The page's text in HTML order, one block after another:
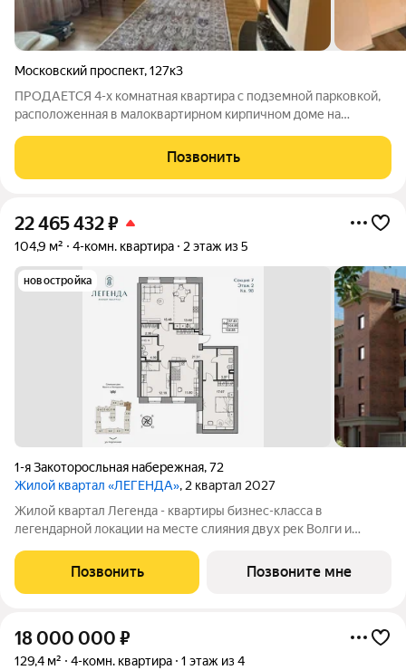
Московский проспект,127к3
ПРОДАЕТСЯ 4-х комнатная квартира с подземной парковкой,
расположенная в малоквартирном кирпичном доме на
светлая и просторная квартира идеальной планировки общей
площадью 120 кв.м. Кухня площадью
Позвонить
22 465 432₽
104,9 м² 4-комн. квартира 2 этаж из 5
новостройка
1-я Закоторосльная набережная,72
Жилой квартал «ЛЕГЕНДА», 2 квартал 2027
Жилой квартал Легенда - квартиры бизнес-класса в
легендарной локации на месте слияния двух рек Волги и
граничит с природным парком на
Позвонить Позвоните мне
18 000 000 ₽
129,4 м² 4-комн. квартира 1 этаж из 4